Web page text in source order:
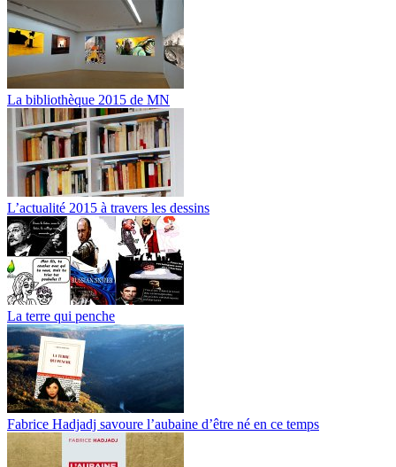
La bibliothèque 2015 de MN
L’actualité 2015 à travers les dessins
La terre qui penche
Fabrice Hadjadj savoure l’aubaine d’être né en ce temps